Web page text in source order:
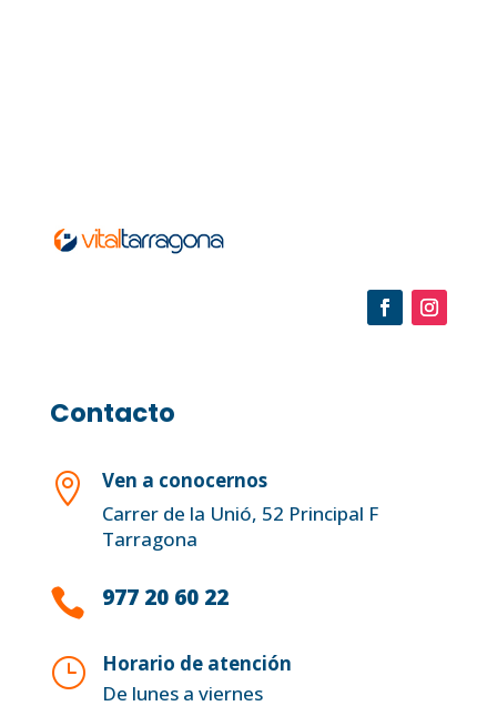
Contacto

Ven a conocernos
Carrer de la Unió, 52 Principal F
Tarragona
 977 20 60 22
}
Horario de atención
De lunes a viernes